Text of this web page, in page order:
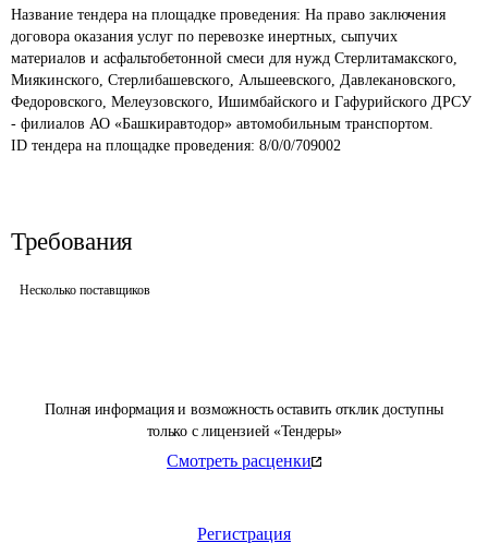
Полная информация и возможность оставить отклик доступны
только с лицензией «Тендеры»
Смотреть расценки
Регистрация
Название тендера на площадке проведения: На право заключения
договора оказания услуг по перевозке инертных, сыпучих
материалов и асфальтобетонной смеси для нужд Стерлитамакского,
Миякинского, Стерлибашевского, Альшеевского, Давлекановского,
Федоровского, Мелеузовского, Ишимбайского и Гафурийского ДРСУ
- филиалов АО «Башкиравтодор» автомобильным транспортом.
ID тендера на площадке проведения: 8/0/0/709002
Требования
Несколько поставщиков